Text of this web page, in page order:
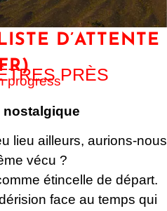
D’ATTENTE
PRÈS
progress
lieu ailleurs, aurions-nous
vécu ?
étincelle de départ.
face au temps qui